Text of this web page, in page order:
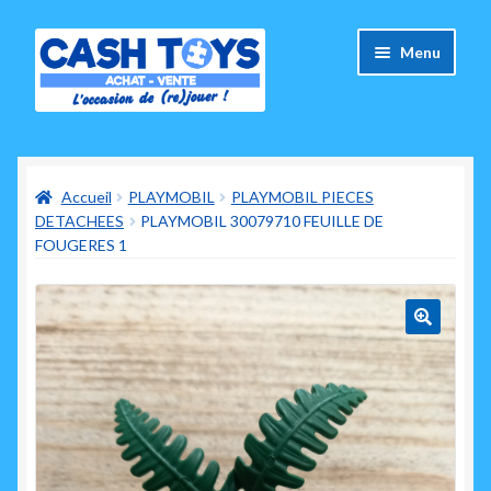
Aller
à
Aller
au
contenu
Menu
Carte Cadeau
Panier
Mes commandes
Mon compte
A propos de nous
Ouvrir
le
menu
Accueil PLAYMOBIL
PLAYMOBIL PIECES
DETACHEES
PLAYMOBIL 30079710 FEUILLE DE
FOUGERES 1
🔍